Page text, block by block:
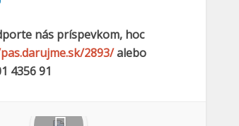
nás príspevkom, hoc
2893/alebo
4356 91